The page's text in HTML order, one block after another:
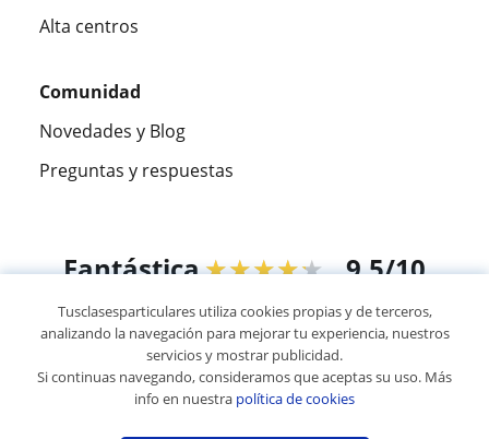
Alta centros
Comunidad
Novedades y Blog
Preguntas y respuestas
Fantástica★★★★★ 9,5/10
305915opiniones de alumnos
© 2007 - 2026 Tus clases particulares
Tusclasesparticulares utiliza cookies propias y de terceros,
analizando la navegación para mejorar tu experiencia, nuestros
servicios y mostrar publicidad.
Si continuas navegando, consideramos que aceptas su uso. Más
info en nuestra política de cookies